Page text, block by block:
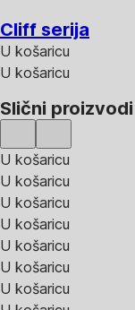
Cliff serija
U košaricu
U košaricu
Slični proizvodi
U košaricu
U košaricu
U košaricu
U košaricu
U košaricu
U košaricu
U košaricu